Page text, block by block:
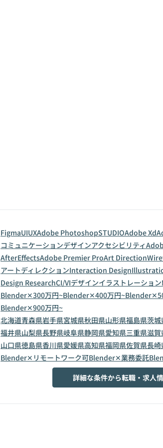
FigmaUIUXAdobe PhotoshopSTUDIOAdobe Xd
コミュニケーションデザインアクセシビリティ
AfterEffectsAdobe Premier ProArt Direction
アートディレクションInteraction Design
Design ResearchCI/VIデザインイラストレーション
Blender✕300万円~Blender✕400万円~
Blender✕900万円~
北海道青森県岩手県宮城県秋田県山形県福島県茨城
福井県山梨県長野県岐阜県静岡県愛知県三重県滋賀
山口県徳島県香川県愛媛県高知県福岡県佐賀県長崎
Blender✕リモートワーク可Blender✕業務委託
詳細な条件から転職・求人